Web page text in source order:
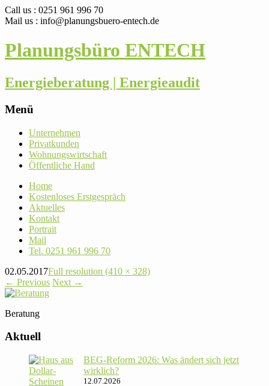
Call us : 0251 961 996 70
Mail us : info@planungsbuero-entech.de
Planungsbüro ENTECH
Energieberatung | Energieaudit
Menü
Skip
content
Unter­nehmen
Pri­vat­kunden
Woh­nungs­wirt­schaft
Öffent­liche Hand
Home
Kos­ten­loses Erstgespräch
Aktu­elles
Kontakt
Por­trait
Mail
Tel. 0251 961 996 70
02.05.2017Full resolution (410 × 328)
← Previous Next →
Bera­tung
Aktuell
BEG-Reform 2026: Was ändert sich jetzt
wirklich?
12.07.2026